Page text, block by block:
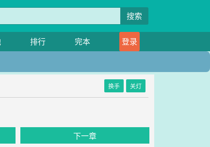
搜索
排行 完本
登录
换手 关灯
下一章